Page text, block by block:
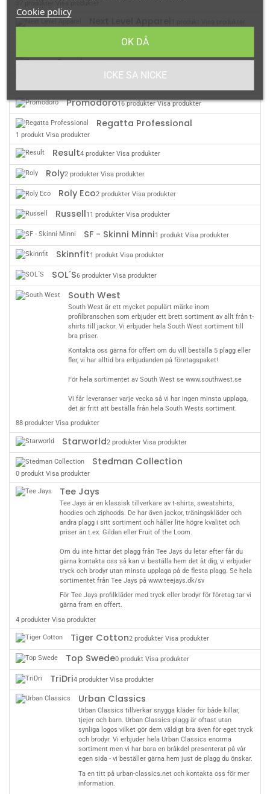
Visa produkter
Premier1 produkt Visa produkter
Promodoro16 produkter Visa produkter
Regatta Professional
1 produkt Visa produkter
Result4 produkter Visa produkter
Roly2 produkter Visa produkter
Roly Eco2 produkter Visa produkter
Russell11 produkter Visa produkter
SF - Skinni Minni1 produkt Visa produkter
Skinnfit1 produkt Visa produkter
SOL´S6 produkter Visa produkter
South West
South West är ett mycket populärt märke inom
profilbranschen som erbjuder ett brett sortiment av allt från t-
shirts till jackor. Vi erbjuder hela South West sortiment till
bra priser.
Kontakta oss gärna för offert om du vill beställa 5 plagg eller
fler, vi har alltid bra erbjudanden på företagspaket!
För hela sortimentet av South West se www.southwest.se
Vi får leveranser varje vecka så vi har ingen minsta upplaga,
det är fritt att beställa från hela South Wests sortiment.
88 produkter Visa produkter
Starworld2 produkter Visa produkter
Stedman Collection
0 produkt Visa produkter
Tee Jays
Tee Jays är en klassisk tillverkare av t-shirts, sweatshirts,
hoodies och ziphoods. De har även jackor, träningskläder och
andra plagg i sitt sortiment och håller lite högre kvalitet och
priser än t.ex. Gildan eller Fruit of the Loom.
Om du inte hittar det plagg från Tee Jays du letar efter får du
gärna kontakta oss så kan vi beställa hem det åt dig, vi erbjuder
tryck och brodyr utan minsta upplaga på de flesta plagg. Se hela
sortimentet från Tee Jays på www.teejays.dk/sv
För Tee Jays profilkläder med tryck eller brodyr för företag tar vi
gärna fram en offert.
4 produkter Visa produkter
Tiger Cotton2 produkter Visa produkter
Top Swede0 produkt Visa produkter
TriDri4 produkter Visa produkter
Urban Classics
Urban Classics tillverkar snygga kläder för både killar,
tjejer och barn. Urban Classics plagg är oftast utan
synliga logos vilket gör dem väldigt bra även för eget tryck
och brodyr. Vi erbjuder hela Urban Classics enorma
sortiment men vi har bara en bråkdel presenterat på vår
egen sida - vi beställer gärna hem just de plagg du önskar.
Ta en titt på urban-classics.netoch kontakta oss för mer
information.
Cookie policy
ICKE SA NICKE
OK DÅ